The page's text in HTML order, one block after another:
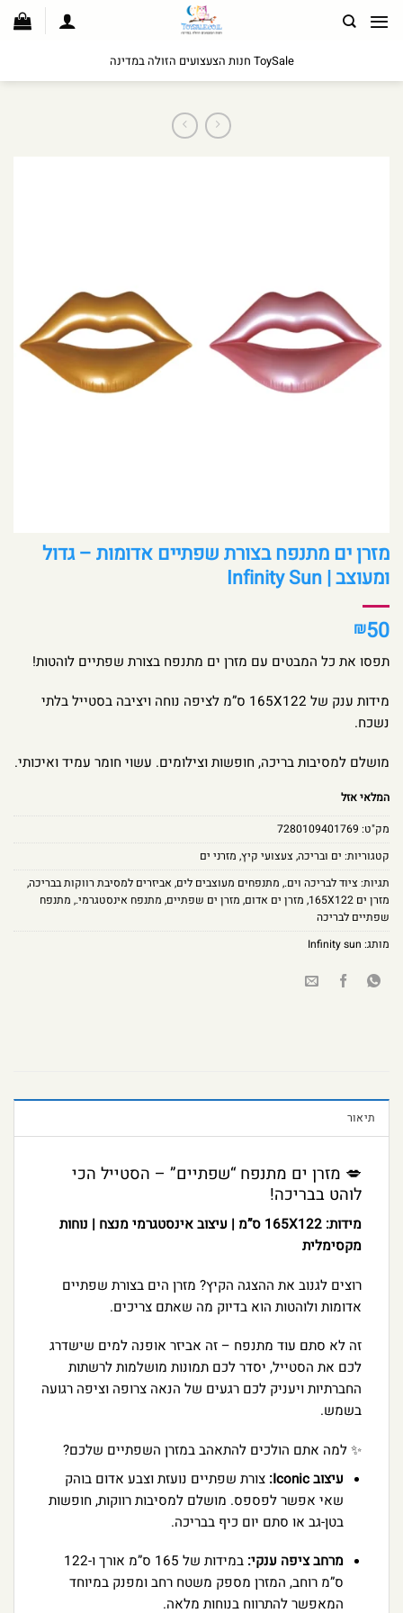
לתוכן
ToySale חנות הצעצועים הזולה במדינה
מזרן ים מתנפח בצורת שפתיים אדומות – גדול
ומעוצב | Infinity Sun
₪50
תפסו את כל המבטים עם מזרן ים מתנפח בצורת שפתיים לוהטות!
מידות ענק של 165X122 ס”מ לציפה נוחה ויציבה בסטייל בלתי
נשכח.
מושלם למסיבות בריכה, חופשות וצילומים. עשוי חומר עמיד ואיכותי.
המלאי אזל
מק"ט: 7280109401769
קטגוריות: ים ובריכה, צעצועי קיץ, מזרני ים
תגיות: ציוד לבריכה וים., מתנפחים מעוצבים לים, אביזרים למסיבת רווקות בבריכה,
מזרן ים 165X122
, מזרן ים אדום, מזרן ים שפתיים, מתנפח אינסטגרמי., מתנפח
שפתיים לבריכה
מותג: Infinity sun
תיאור
💋 מזרן ים מתנפח “שפתיים” – הסטייל הכי
לוהט בבריכה!
מידות: 165X122 ס”מ | עיצוב אינסטגרמי מנצח | נוחות
מקסימלית
רוצים לגנוב את ההצגה הקיץ? מזרן הים בצורת שפתיים
אדומות ולוהטות הוא בדיוק מה שאתם צריכים.
זה לא סתם עוד מתנפח – זה אביזר אופנה למים שישדרג
לכם את הסטייל, יסדר לכם תמונות מושלמות לרשתות
החברתיות ויעניק לכם רגעים של הנאה צרופה וציפה רגועה
בשמש.
✨ למה אתם הולכים להתאהב במזרן השפתיים שלכם?
עיצוב Iconic:
צורת שפתיים נועזת וצבע אדום בוהק
שאי אפשר לפספס. מושלם למסיבות רווקות, חופשות
בטן-גב או סתם יום כיף בבריכה.
מרחב ציפה ענקי:
במידות של 165 ס”מ אורך ו-122
ס”מ רוחב, המזרן מספק משטח רחב ומפנק במיוחד
המאפשר להתרווח בנוחות מלאה.